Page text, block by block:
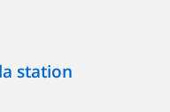
station